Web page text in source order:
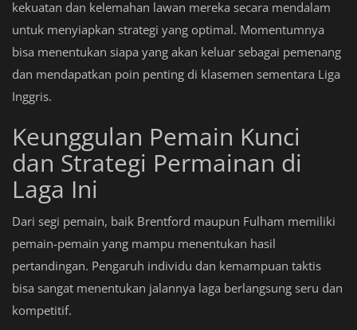
kekuatan dan kelemahan lawan mereka secara mendalam
untuk menyiapkan strategi yang optimal. Momentumnya
bisa menentukan siapa yang akan keluar sebagai pemenang
dan mendapatkan poin penting di klasemen sementara Liga
Inggris.
Keunggulan Pemain Kunci
dan Strategi Permainan di
Laga Ini
Dari segi pemain, baik Brentford maupun Fulham memiliki
pemain-pemain yang mampu menentukan hasil
pertandingan. Pengaruh individu dan kemampuan taktis
bisa sangat menentukan jalannya laga berlangsung seru dan
kompetitif.